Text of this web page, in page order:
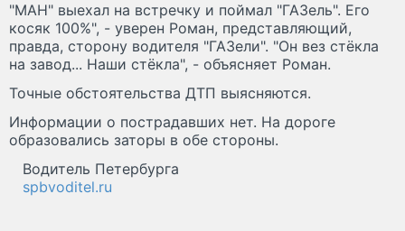
"МАН" выехал на встречку и поймал "ГАЗель". Его
косяк 100%", - уверен Роман, представляющий,
правда, сторону водителя "ГАЗели". "Он вез стёкла
на завод... Наши стёкла", - объясняет Роман.
Точные обстоятельства ДТП выясняются.
Информации о пострадавших нет. На дороге
образовались заторы в обе стороны.
Водитель Петербурга
spbvoditel.ru